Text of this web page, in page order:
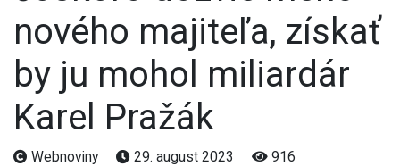
nového majiteľa, získať
by ju mohol miliardár
Karel Pražák
Webnoviny 29. august 2023 916